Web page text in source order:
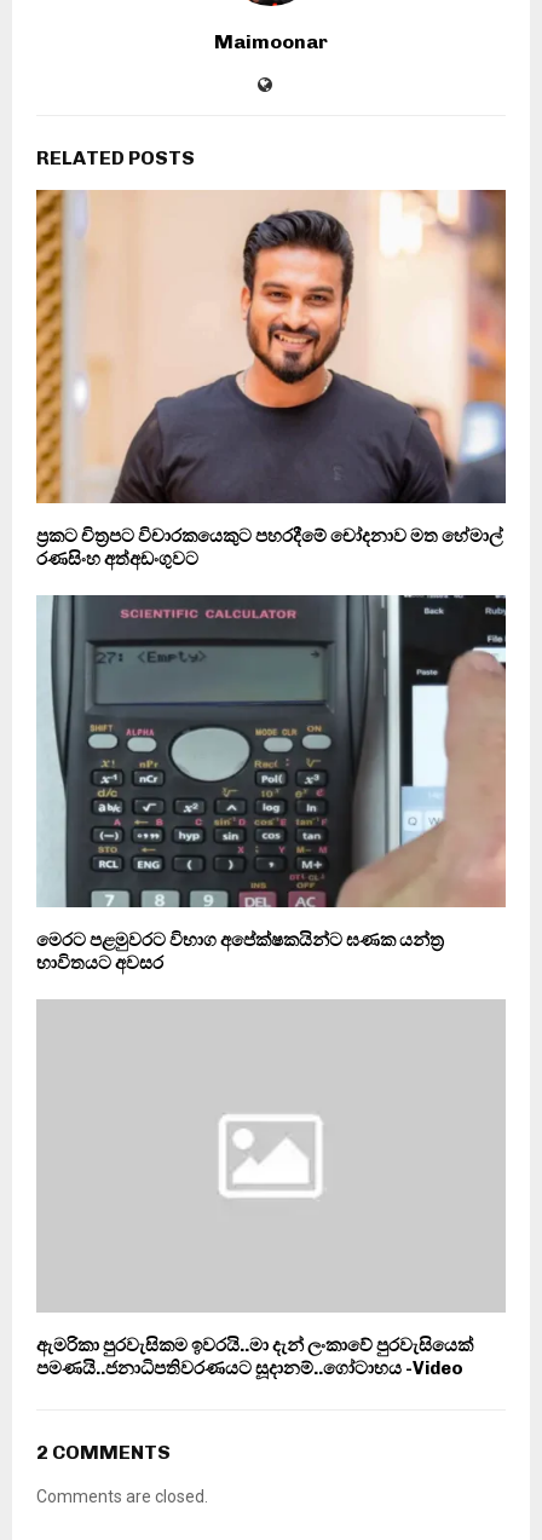
Maimoonar
RELATED POSTS
ප්‍රකට චිත්‍රපට විචාරකයෙකුට පහරදීමේ චෝදනාව මත හේමාල්
රණසිංහ අත්අඩංගුවට
මෙරට පළමුවරට විභාග අපේක්ෂකයින්ට ඝණක යන්ත්‍ර
භාවිතයට අවසර
ඇමරිකා පුරවැසිකම ඉවරයි..මා දැන් ලංකාවේ පුරවැසියෙක්
පමණයි..ජනාධිපතිවරණයට සූදානම්..ගෝටාභය -Video
2 COMMENTS
Comments are closed.